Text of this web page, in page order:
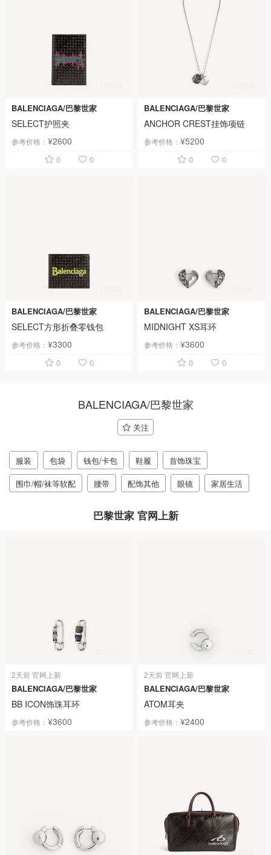
BALENCIAGA/巴黎世家
SELECT护照夹
参考价格： ¥2600
0 0
BALENCIAGA/巴黎世家
ANCHOR CREST挂饰项链
参考价格：¥5200
0 0
BALENCIAGA/巴黎世家
SELECT方形折叠零钱包
参考价格： ¥3300
0 0
BALENCIAGA/巴黎世家
MIDNIGHT XS耳环
参考价格：¥3600
0 0
BALENCIAGA/巴黎世家
关注
服装 包袋 钱包/卡包 鞋履
首饰珠宝
围巾/帽/袜等软配
腰带 配饰其他 眼镜 家居生活
巴黎世家 官网上新
2天前 官网上新
BALENCIAGA/巴黎世家
BB ICON饰珠耳环
参考价格： ¥3600
2天前 官网上新
BALENCIAGA/巴黎世家
ATOM耳夹
参考价格：¥2400